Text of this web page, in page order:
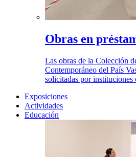
Obras en
Las obras de la Colección
Contemporáneo del País
solicitadas por
Exposiciones
Actividades
Educación